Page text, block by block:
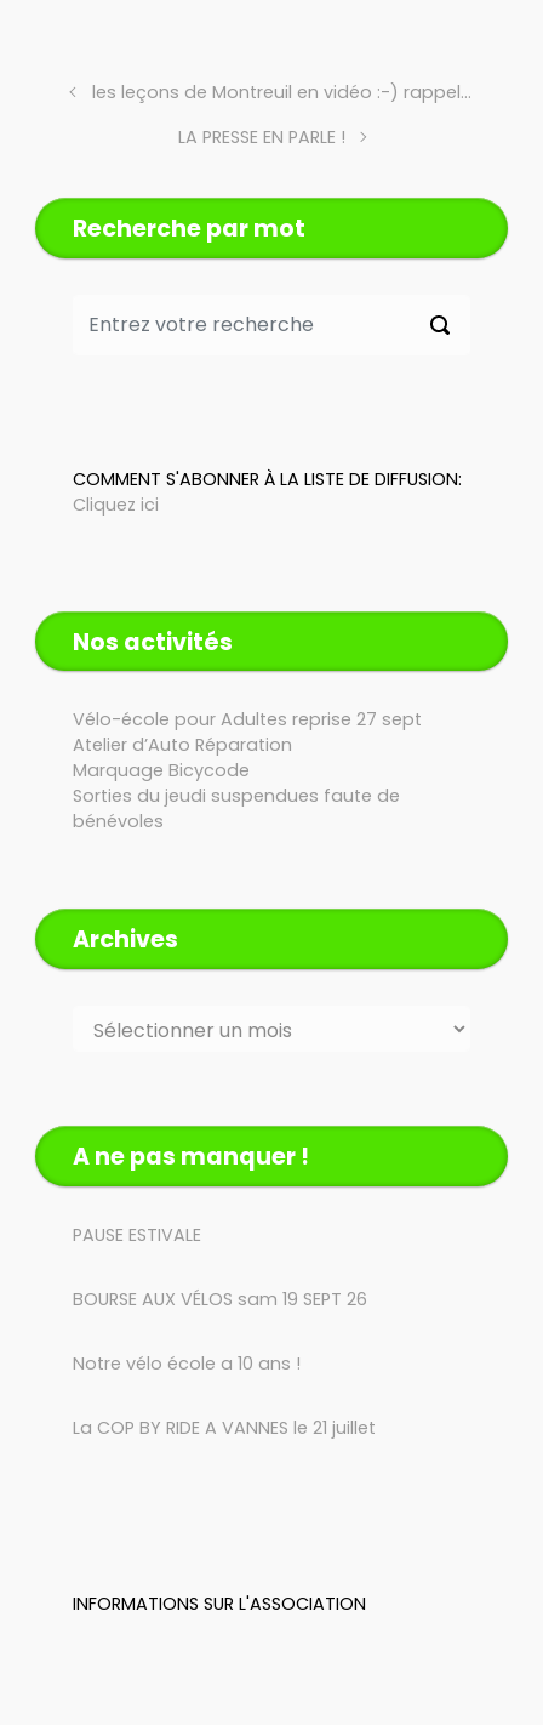
les leçons de Montreuil en vidéo :-) rappel…
LA PRESSE EN PARLE !
Recherche par mot
COMMENT S'ABONNER À LA LISTE DE DIFFUSION:
Cliquez ici
Nos activités
Vélo-école pour Adultes reprise 27 sept
Atelier d’Auto Réparation
Marquage Bicycode
Sorties du jeudi suspendues faute de
bénévoles
Archives
Archives
A ne pas manquer !
PAUSE ESTIVALE
BOURSE AUX VÉLOS sam 19 SEPT 26
Notre vélo école a 10 ans !
La COP BY RIDE A VANNES le 21 juillet
INFORMATIONS SUR L'ASSOCIATION